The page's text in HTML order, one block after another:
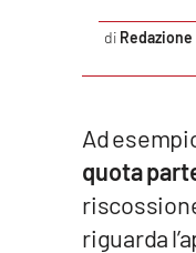
Reggio Calabria
Lamezia Terme
Redazione
Ad
quota
riguarda